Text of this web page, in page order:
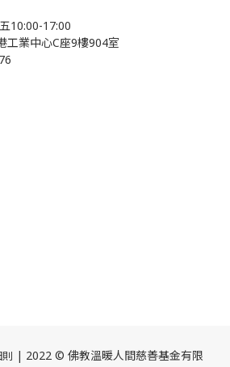
10:00-17:00
工業中心C座9樓904室
| 2022 © 佛教溫暖人間慈善基金有限